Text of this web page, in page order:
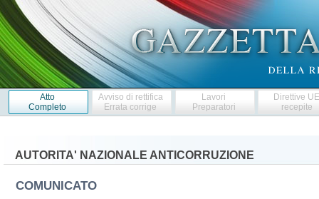
Atto
Completo
Avviso di rettifica
Errata corrige
Lavori
Preparatori
Direttive
recepite
AUTORITA' NAZIONALE ANTICORRUZIONE
COMUNICATO